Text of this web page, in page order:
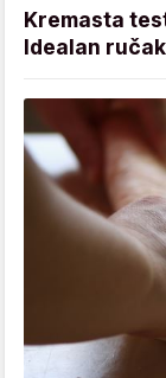
Kremasta
Idealan